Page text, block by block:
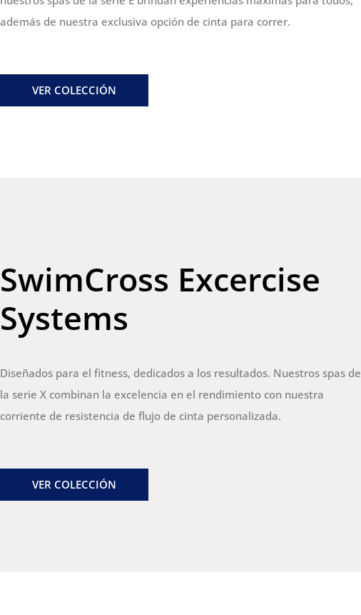
además de nuestra exclusiva opción de cinta para correr.
VER COLECCIÓN
SwimCross Excercise
Systems
Diseñados para el fitness, dedicados a los resultados. Nuestros spas de
la serie X combinan la excelencia en el rendimiento con nuestra
corriente de resistencia de flujo de cinta personalizada.
VER COLECCIÓN